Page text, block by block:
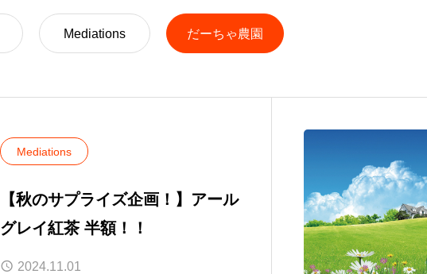
Mediations だーちゃ農園
Mediations
【秋のサプライズ企画！】アール
グレイ紅茶 半額！！
2024.11.01